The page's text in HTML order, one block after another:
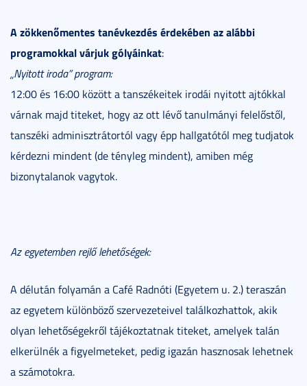
A zökkenőmentes tanévkezdés érdekében az alábbi
programokkal várjuk gólyáinkat:
„Nyitott iroda” program:
12:00 és 16:00 között a tanszékeitek irodái nyitott ajtókkal
várnak majd titeket, hogy az ott lévő tanulmányi felelőstől,
tanszéki adminisztrátortól vagy épp hallgatótól meg tudjatok
kérdezni mindent (de tényleg mindent), amiben még
bizonytalanok vagytok.
Az egyetemben rejlő lehetőségek:
A délután folyamán a Café Radnóti (Egyetem u. 2.) teraszán
az egyetem különböző szervezeteivel találkozhattok, akik
olyan lehetőségekről tájékoztatnak titeket, amelyek talán
elkerülnék a figyelmeteket, pedig igazán hasznosak lehetnek
a számotokra.